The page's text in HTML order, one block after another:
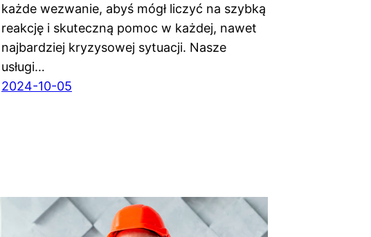
każde wezwanie, abyś mógł liczyć na szybką
reakcję i skuteczną pomoc w każdej, nawet
najbardziej kryzysowej sytuacji. Nasze
usługi…
2024-10-05